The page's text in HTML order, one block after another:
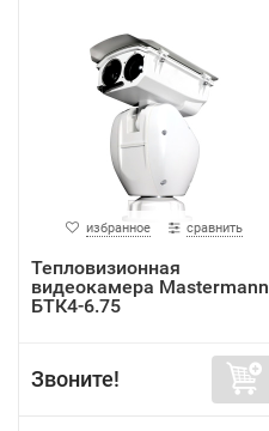
избранное сравнить
Тепловизионная
видеокамера Mastermann
БТК4-6.75
Звоните!